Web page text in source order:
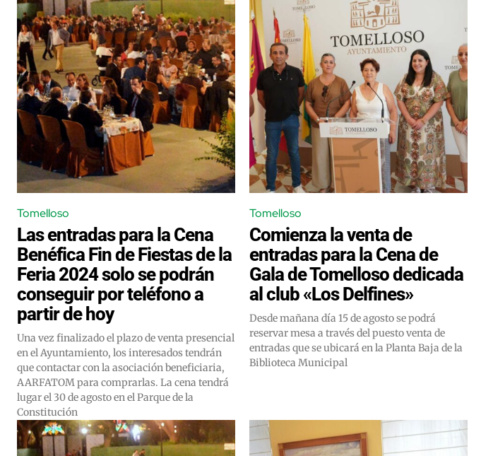
Tomelloso
Las entradas para la Cena
Benéfica Fin de Fiestas de la
Feria 2024 solo se podrán
conseguir por teléfono a
partir de hoy
Una vez finalizado el plazo de venta presencial
en el Ayuntamiento, los interesados tendrán
que contactar con la asociación beneficiaria,
AARFATOM para comprarlas. La cena tendrá
lugar el 30 de agosto en el Parque de la
Constitución
Tomelloso
Comienza la venta de
entradas para la Cena de
Gala de Tomelloso dedicada
al club «Los Delfines»
Desde mañana día 15 de agosto se podrá
reservar mesa a través del puesto venta de
entradas que se ubicará en la Planta Baja de la
Biblioteca Municipal